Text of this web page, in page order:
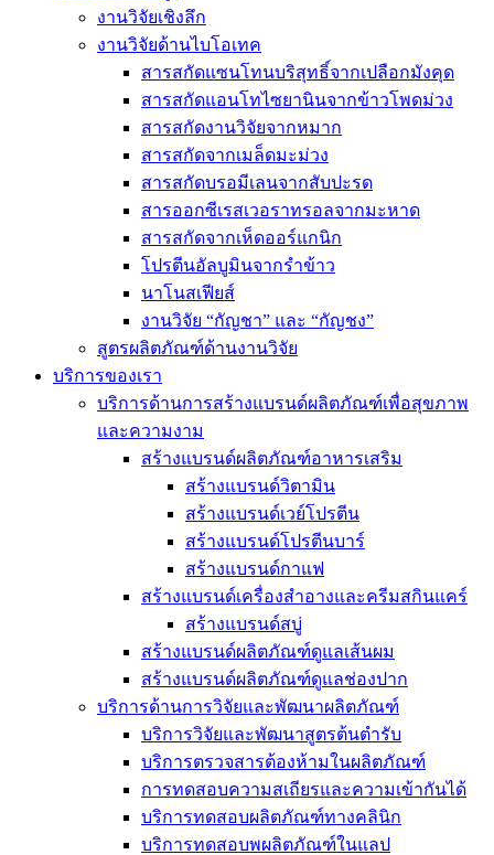
งานวิจัยเชิงลึก
งานวิจัยด้านไบโอเทค
สารสกัดแซนโทนบริสุทธิ์จากเปลือกมังคุด
สารสกัดแอนโทไซยานินจากข้าวโพดม่วง
สารสกัดงานวิจัยจากหมาก
สารสกัดจากเมล็ดมะม่วง
สารสกัดบรอมีเลนจากสับปะรด
สารออกซีเรสเวอราทรอลจากมะหาด
สารสกัดจากเห็ดออร์แกนิก
โปรตีนอัลบูมินจากรำข้าว
นาโนสเฟียส์
งานวิจัย “กัญชา” และ “กัญชง”
สูตรผลิตภัณฑ์ด้านงานวิจัย
บริการของเรา
บริการด้านการสร้างแบรนด์ผลิตภัณฑ์เพื่อสุขภาพ
และความงาม
สร้างแบรนด์ผลิตภัณฑ์อาหารเสริม
สร้างแบรนด์วิตามิน
สร้างแบรนด์เวย์โปรตีน
สร้างแบรนด์โปรตีนบาร์
สร้างแบรนด์กาแฟ
สร้างแบรนด์เครื่องสำอางและครีมสกินแคร์
สร้างแบรนด์สบู่
สร้างแบรนด์ผลิตภัณฑ์ดูแลเส้นผม
สร้างแบรนด์ผลิตภัณฑ์ดูแลช่องปาก
บริการด้านการวิจัยและพัฒนาผลิตภัณฑ์
บริการวิจัยและพัฒนาสูตรต้นตำรับ
บริการตรวจสารต้องห้ามในผลิตภัณฑ์
การทดสอบความสเถียรและความเข้ากันได้
บริการทดสอบผลิตภัณฑ์ทางคลินิก
บริการทดสอบพผลิตภัณฑ์ในแลป